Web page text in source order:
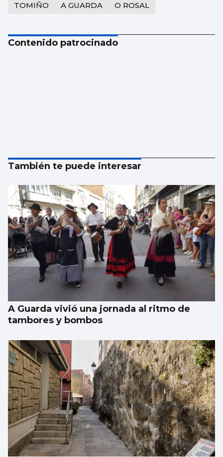
TOMIÑO
A GUARDA O ROSAL
Contenido patrocinado
También te puede interesar
A Guarda vivió una jornada al ritmo de
tambores y bombos